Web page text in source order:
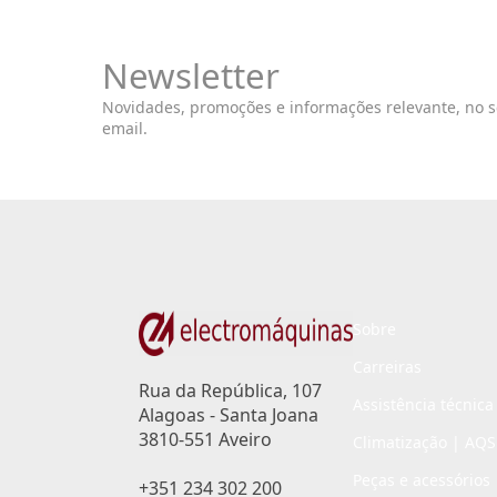
Newsletter
Novidades, promoções e informações relevante, no
email.
Rua da República, 107
Alagoas - Santa Joana
3810-551 Aveiro
+351 234 302 200